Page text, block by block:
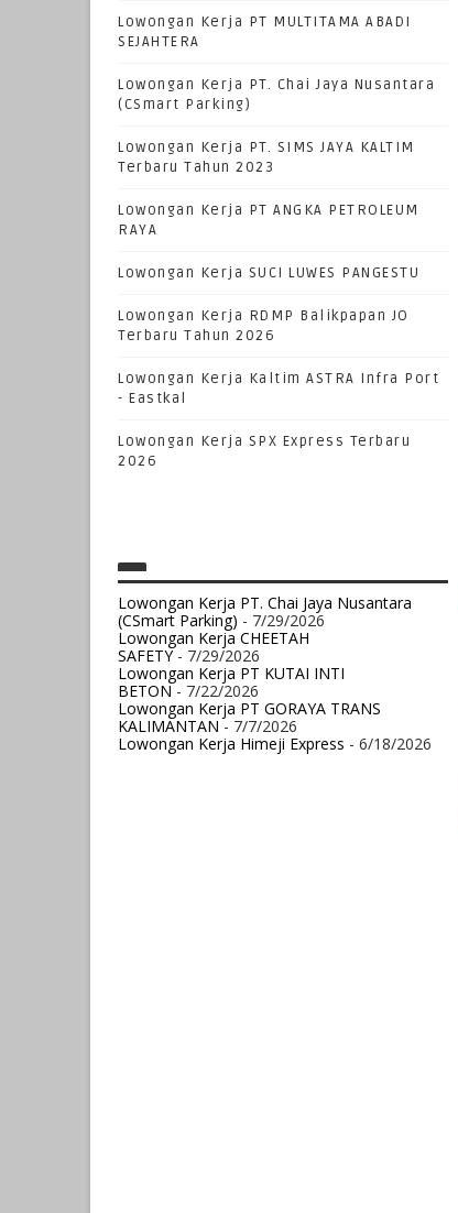
Lowongan Kerja PT MULTITAMA ABADI
SEJAHTERA
Lowongan Kerja PT. Chai Jaya Nusantara
(CSmart Parking)
Lowongan Kerja PT. SIMS JAYA KALTIM
Terbaru Tahun 2023
Lowongan Kerja PT ANGKA PETROLEUM
RAYA
Lowongan Kerja SUCI LUWES PANGESTU
Lowongan Kerja RDMP Balikpapan JO
Terbaru Tahun 2026
Lowongan Kerja Kaltim ASTRA Infra Port
- Eastkal
Lowongan Kerja SPX Express Terbaru
2026
Lowongan Kerja PT. Chai Jaya Nusantara
(CSmart Parking) - 7/29/2026
Lowongan Kerja CHEETAH
SAFETY- 7/29/2026
Lowongan Kerja PT KUTAI INTI
BETON- 7/22/2026
Lowongan Kerja PT GORAYA TRANS
KALIMANTAN- 7/7/2026
Lowongan Kerja Himeji Express - 6/18/2026